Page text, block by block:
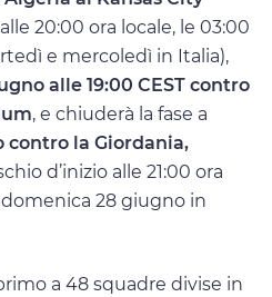
20:00 ora locale, le 03:00
e mercoledì in Italia),
alle 19:00 CEST contro
, e chiuderà la fase a
contro la Giordania,
d’inizio alle 21:00 ora
domenica 28 giugno in
a 48 squadre divise in